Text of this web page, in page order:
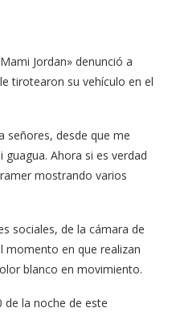
Jordan» denunció a
tirotearon su vehículo en el
señores, desde que me
Ahora si es verdad
mostrando varios
sociales, de la cámara de
momento en que realizan
blanco en movimiento.
de la noche de este